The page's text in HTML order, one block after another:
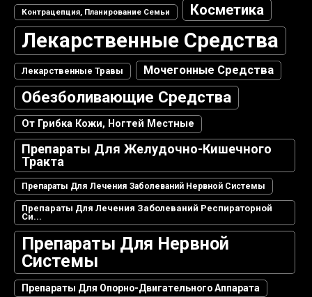
Контрацепция, Планирование Семьи Косметика
Лекарственные Средства
Лекарственные Травы Мочегонные Средства
Обезболивающие Средства
От Грибка Кожи, Ногтей Местные
Препараты Для Желудочно-Кишечного
Тракта
Препараты Для Лечения Заболеваний Нервной Системы
Препараты Для Лечения Заболеваний Респираторной
Си...
Препараты Для Нервной
Системы
Препараты Для Опорно-Двигательного Аппарата